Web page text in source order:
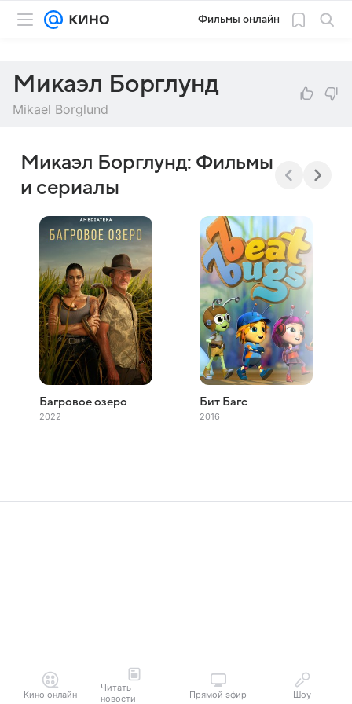
Фильмы онлайн
Микаэл Борглунд
Mikael Borglund
Микаэл Борглунд: Фильмы
и сериалы
Багровое озеро
2022
Бит Багс
2016
Кино онлайн
Читать
новости
Прямой эфир Шоу